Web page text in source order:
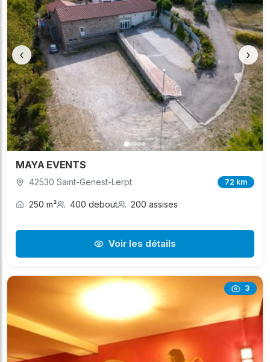
‹ ›
MAYA EVENTS
42530 Saint-Genest-Lerpt 72 km
250 m² 400 debout 200 assises
Voir les détails
3